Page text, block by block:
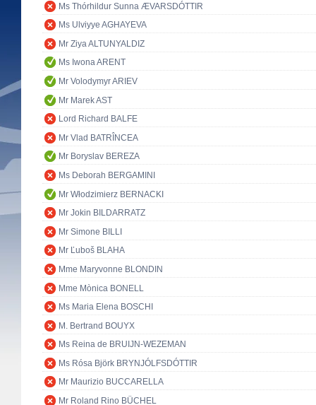
Ms Thórhildur Sunna ÆVARSDÓTTIR
Ms Ulviyye AGHAYEVA
Mr Ziya ALTUNYALDIZ
Ms Iwona ARENT
Mr Volodymyr ARIEV
Mr Marek AST
Lord Richard BALFE
Mr Vlad BATRÎNCEA
Mr Boryslav BEREZA
Ms Deborah BERGAMINI
Mr Włodzimierz BERNACKI
Mr Jokin BILDARRATZ
Mr Simone BILLI
Mr Ľuboš BLAHA
Mme Maryvonne BLONDIN
Mme Mònica BONELL
Ms Maria Elena BOSCHI
M. Bertrand BOUYX
Ms Reina de BRUIJN-WEZEMAN
Ms Rósa Björk BRYNJÓLFSDÓTTIR
Mr Maurizio BUCCARELLA
Mr Roland Rino BÜCHEL